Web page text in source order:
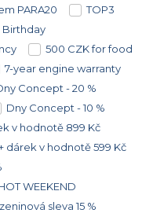
PARA20
TOP3
Birthday
500 CZK for food
7-year engine warranty
Concept - 20 %
Dny Concept - 10 %
v hodnotě 899 Kč
dárek v hodnotě 599 Kč
WEEKEND
sleva 15 %